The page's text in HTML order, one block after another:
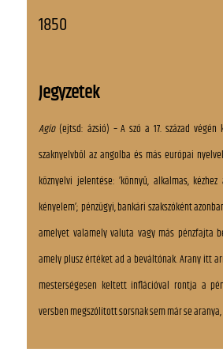
1850
Jegyzetek
Agio(ejtsd: ázsió) – A szó a 17. század végén
szaknyelvből az angolba és más európai
köznyelvi jelentése: ’könnyű, alkalmas,
kényelem’; pénzügyi, bankári szakszóként
amelyet valamely valuta vagy más pénzfajta
amely plusz értéket ad a beváltónak. Arany itt
mesterségesen keltett inflációval rontja a
versben megszólított sorsnak sem már se